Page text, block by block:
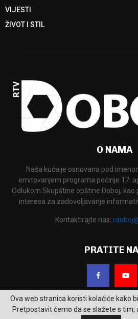
VIJESTI
ŽIVOT I STIL
O NAMA
Naša kuća je osnovana pod
emitovanjem programa počinje 17.
Odlukom Skupštine opštine Doboj, kao
interesa za zadovoljavanje
Kontaktirajte nas:
PRATITE
Ova web stranica koristi kolačiće kako
Pretpostavit ćemo da se slažete s tim,